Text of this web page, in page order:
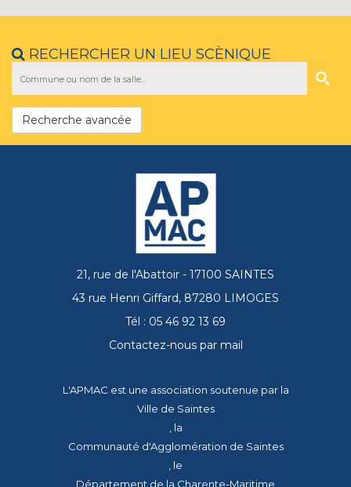
RECHERCHER UN LIEU SCÈNIQUE
Recherche avancée
21, rue de l'Abattoir - 17100 SAINTES
43 rue Henri Giffard, 87280 LIMOGES
Tél : 05 46 92 13 69
Contactez-nous par mail
L'APMAC est une association soutenue par la
Ville de Saintes
, la
Communauté d'Agglomération de Saintes
, le
Département de la Charente-Maritime